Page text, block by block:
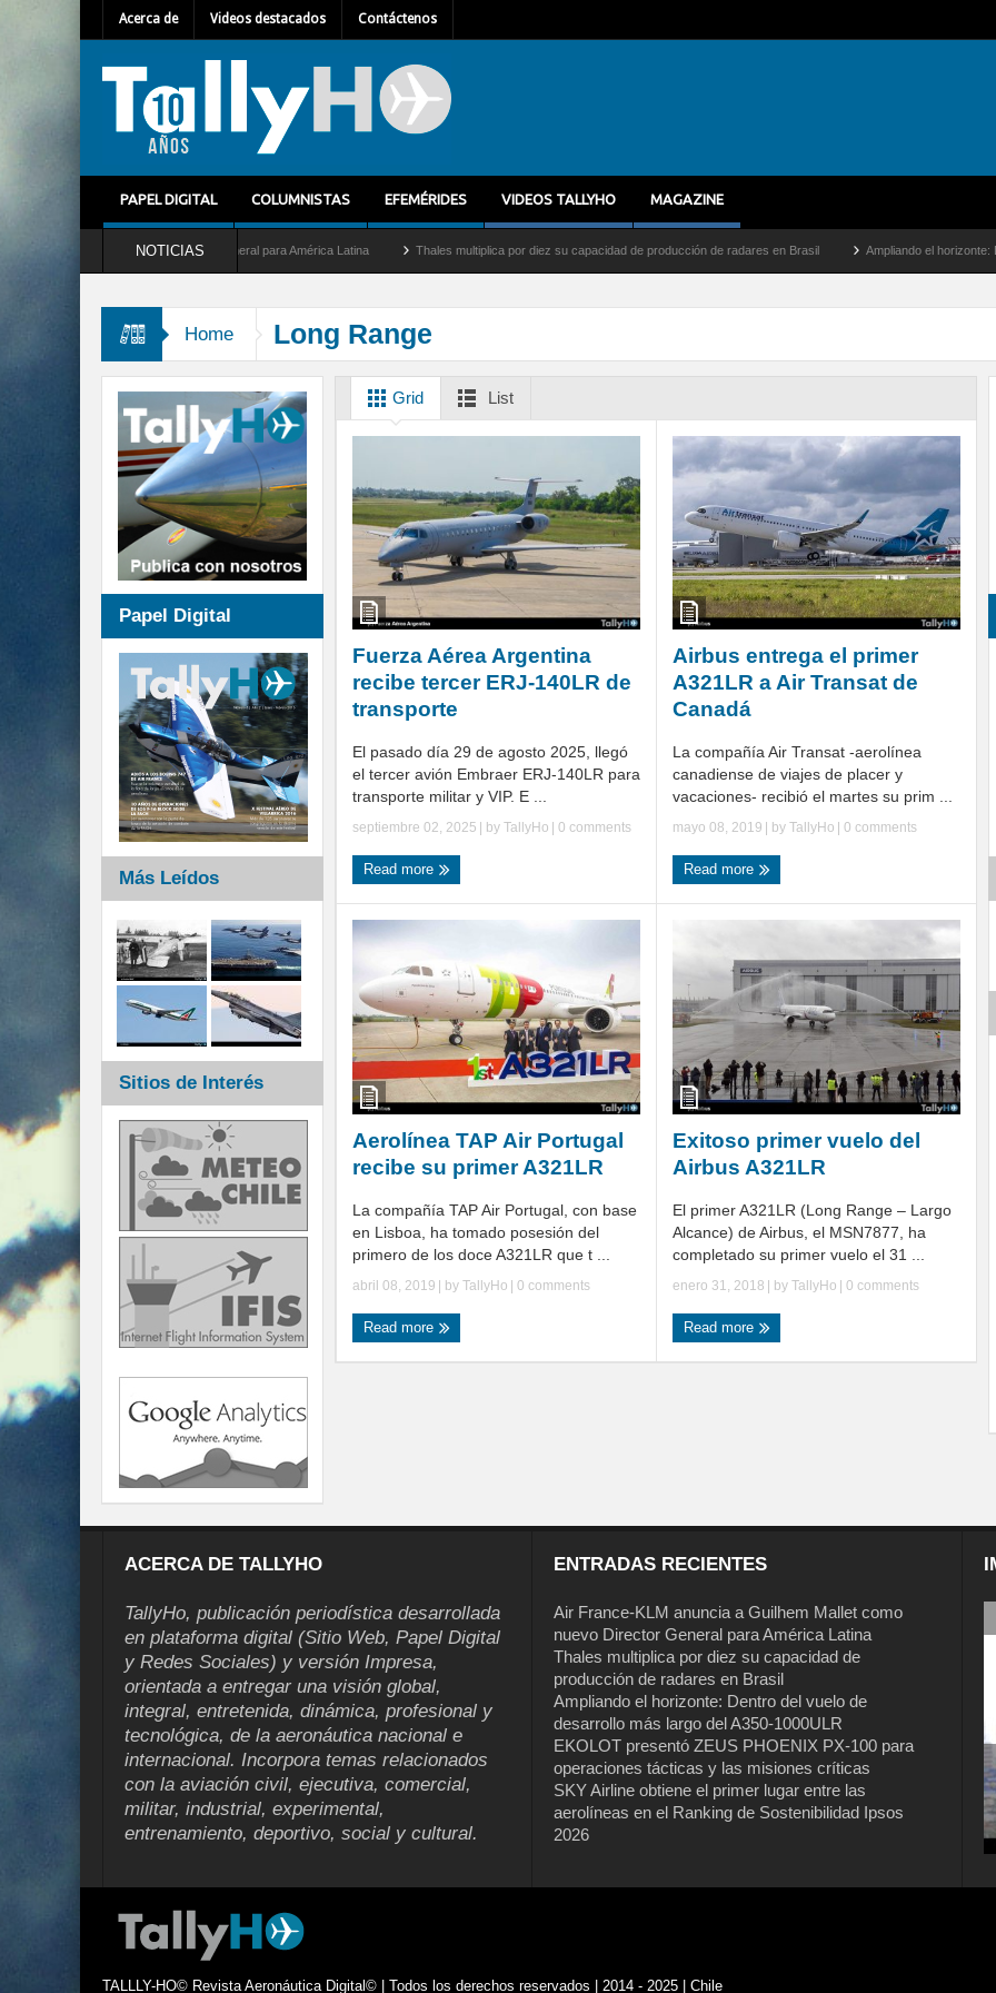
Acerca de Videos destacados Contáctenos
PAPEL DIGITAL COLUMNISTAS EFEMÉRIDES VIDEOS TALLYHO MAGAZINE
NOTICIAS
Mallet como nuevo Director General para América Latina Thales multiplica por diez su capacidad de producción de radares en Brasil Ampliando el horizonte: Dentro
Home Long Range
Grid List
Fuerza Aérea Argentina
recibe tercer ERJ-140LR de
transporte
El pasado día 29 de agosto 2025, llegó
el tercer avión Embraer ERJ-140LR para
transporte militar y VIP. E ...
septiembre 02, 2025 | by TallyHo 0 comments
Read more
Airbus entrega el primer
A321LR a Air Transat de
Canadá
La compañía Air Transat -aerolínea
canadiense de viajes de placer y
vacaciones- recibió el martes su prim ...
mayo 08, 2019 | by TallyHo 0 comments
Read more
Aerolínea TAP Air Portugal
recibe su primer A321LR
La compañía TAP Air Portugal, con base
en Lisboa, ha tomado posesión del
primero de los doce A321LR que t ...
abril 08, 2019 | by TallyHo | 0 comments
Read more
Exitoso primer vuelo del
Airbus A321LR
El primer A321LR (Long Range – Largo
Alcance) de Airbus, el MSN7877, ha
completado su primer vuelo el 31 ...
enero 31, 2018 | by TallyHo | 0 comments
Read more
Papel Digital
Más Leídos
Sitios de Interés
ACERCA DE TALLYHO
TallyHo, publicación periodística desarrollada
en plataforma digital (Sitio Web, Papel Digital
y Redes Sociales) y versión Impresa,
orientada a entregar una visión global,
integral, entretenida, dinámica, profesional y
tecnológica, de la aeronáutica nacional e
internacional. Incorpora temas relacionados
con la aviación civil, ejecutiva, comercial,
militar, industrial, experimental,
entrenamiento, deportivo, social y cultural.
ENTRADAS RECIENTES
Air France-KLM anuncia a Guilhem Mallet como
nuevo Director General para América Latina
Thales multiplica por diez su capacidad de
producción de radares en Brasil
Ampliando el horizonte: Dentro del vuelo de
desarrollo más largo del A350-1000ULR
EKOLOT presentó ZEUS PHOENIX PX-100 para
operaciones tácticas y las misiones críticas
SKY Airline obtiene el primer lugar entre las
aerolíneas en el Ranking de Sostenibilidad Ipsos
2026
TALLLY-HO© Revista Aeronáutica Digital© | Todos los derechos reservados | 2014 - 2025 | Chile